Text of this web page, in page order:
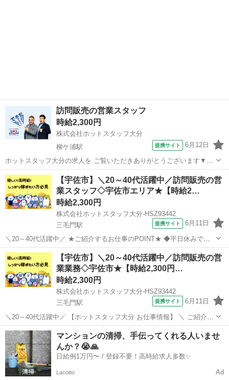
訪問販売の営業スタッフ
時給2,300円
株式会社ホットスタッフ大分
柳ケ浦駅
提携サイト 6月12日
ホットスタッフ大分の求人を ご覧いただきありがとうございます▼・
ω・▽ ＼ ご紹介するお仕事のPOINT ／ ◆平日休みで予定が組みや
すい ◆業種未経験でもOK ◆オフィスカジュアルな服装で働ける ◆残
業少なめで家庭時間...
大分 宇佐市 柳ケ浦駅
【宇佐市】＼20～40代活躍中／訪問販売の営
業スタッフ◇宇佐市エリア★【時給2…
時給2,300円
株式会社ホットスタッフ大分-HSZ93442
三毛門駅
提携サイト 6月11日
＼20～40代活躍中／ ★ご紹介するお仕事のPOINT★ ◆平日休みで予
定が組みやすい ◆業種未経験でもOK ◆オフィスカジュアルな服装で
働ける ◆残業少なめで家庭時間を大切にできる
◆◆◆◆◆◆◆◆◆◆◆◆◆◆◆ 【 ...
大分 宇佐市 三毛門駅 営業
【宇佐市】＼20～40代活躍中／訪問販売の営
業業務◇宇佐市★【時給2,300円…
時給2,300円
株式会社ホットスタッフ大分-HSZ93442
三毛門駅
提携サイト 6月11日
＼20～40代活躍中／ 【ホットスタッフ大分 お仕事情報】 ＼ ご紹介す
るお仕事のPOINT / ◆平日休みで予定が組みやすい ◆業種未経験でも
OK ◆オフィスカジュアルな服装で働ける ◆残業少なめで家庭時間を
大切にできる...
大分 宇佐市 営業
マンションの清掃、手伝ってくれる人いませ
んか？😭🙏
日給例1万円〜 / 登録不要！高時給求人多数✨
Lacotto Ad